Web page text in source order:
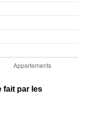
fait par les